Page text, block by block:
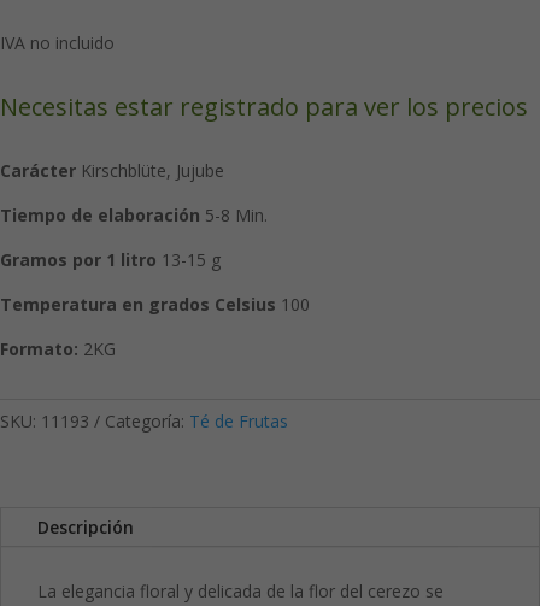
IVA no incluido
Necesitas estar registrado para ver los precios
Carácter Kirschblüte, Jujube
Tiempo de elaboración 5-8 Min.
Gramos por 1 litro 13-15 g
Temperatura en grados Celsius 100
Formato: 2KG
SKU: 11193 Categoría: Té de Frutas
Descripción
La elegancia floral y delicada de la flor del cerezo se